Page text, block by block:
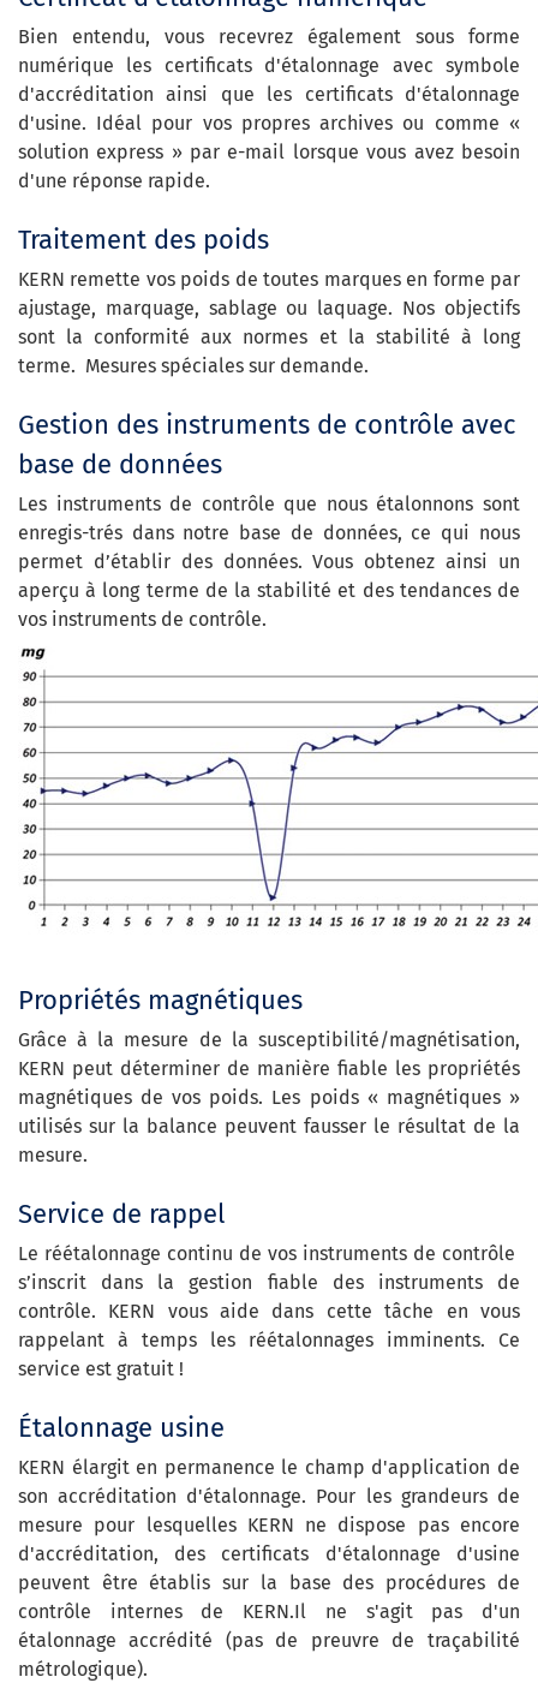
Bien entendu, vous recevrez également sous forme
numérique les certificats d'étalonnage avec symbole
d'accréditation ainsi que les certificats d'étalonnage
d'usine. Idéal pour vos propres archives ou comme «
solution express » par e-mail lorsque vous avez besoin
d'une réponse rapide.
Traitement des poids
KERN remette vos poids de toutes marques en forme par
ajustage, marquage, sablage ou laquage. Nos objectifs
sont la conformité aux normes et la stabilité à long
terme. Mesures spéciales sur demande.
Gestion des instruments de contrôle avec
base de données
Les instruments de contrôle que nous étalonnons sont
enregis-trés dans notre base de données, ce qui nous
permet d’établir des données. Vous obtenez ainsi un
aperçu à long terme de la stabilité et des tendances de
vos instruments de contrôle.
Propriétés magnétiques
Grâce à la mesure de la susceptibilité/magnétisation,
KERN peut déterminer de manière fiable les propriétés
magnétiques de vos poids. Les poids « magnétiques »
utilisés sur la balance peuvent fausser le résultat de la
mesure.
Service de rappel
Le réétalonnage continu de vos instruments de contrôle
s’inscrit dans la gestion fiable des instruments de
contrôle. KERN vous aide dans cette tâche en vous
rappelant à temps les réétalonnages imminents. Ce
service est gratuit !
Étalonnage usine
KERN élargit en permanence le champ d'application de
son accréditation d'étalonnage. Pour les grandeurs de
mesure pour lesquelles KERN ne dispose pas encore
d'accréditation, des certificats d'étalonnage d'usine
peuvent être établis sur la base des procédures de
contrôle internes de KERN.Il ne s'agit pas d'un
étalonnage accrédité (pas de preuvre de traçabilité
métrologique).